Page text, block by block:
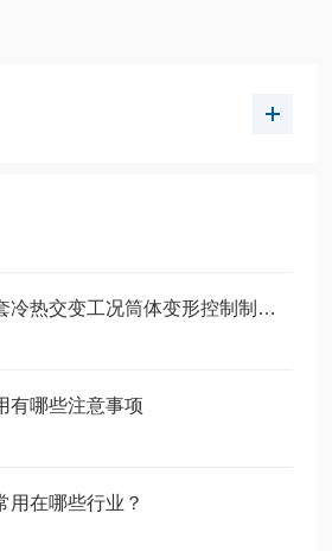
高温高压反应釜夹套冷热交变工况筒体变形控制制造工艺
有哪些注意事项
用在哪些行业？